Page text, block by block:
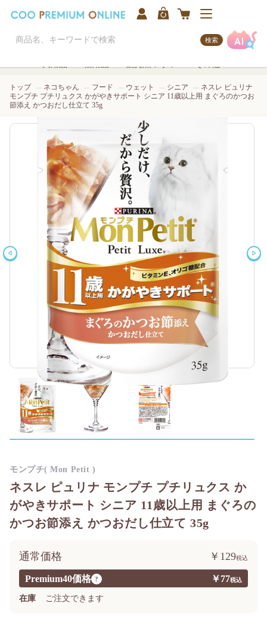
検索
トップ ネコちゃん フード ウェット シニア
ネスレ ピュリナ
モンプチ プチリュクス かがやきサポート シニア 11歳以上用 まぐろのかつお
節添え かつおだし仕立て 35g
ネスレ ピュリナ モンプチ プチリュクス か
がやきサポート シニア 11歳以上用 まぐろの
かつお節添え かつおだし仕立て 35g
Premium40価格 ? ￥77
通常価格 ￥129
在庫 ご注文できます
モンプチ( Mon Petit )